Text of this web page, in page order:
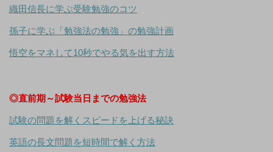
織田信長に学ぶ受験勉強のコツ
孫子に学ぶ「勉強法の勉強」の勉強計画
悟空をマネして10秒でやる気を出す方法
◎直前期～試験当日までの勉強法
試験の問題を解くスピードを上げる秘訣
英語の長文問題を短時間で解く方法